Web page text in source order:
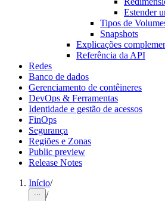
Estender
Tipos de
Snapshots
Explicações
Referência da API
Redes
Banco de dados
Gerenciamento de contêineres
DevOps & Ferramentas
Identidade e gestão de acessos
FinOps
Segurança
Regiões e Zonas
Public preview
Release Notes
Início/
/